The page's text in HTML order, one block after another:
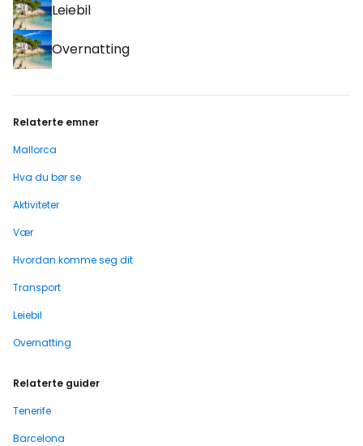
Leiebil
Overnatting
Relaterte emner
Mallorca
Hva du bør se
Aktiviteter
Vær
Hvordan komme seg dit
Transport
Leiebil
Overnatting
Relaterte guider
Tenerife
Barcelona